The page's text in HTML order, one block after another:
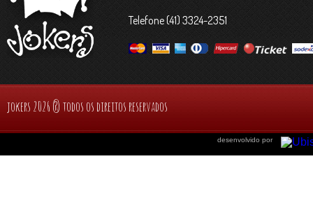
Telefone (41) 3324-2351
jokers 2026 ® todos os direitos reservados
desenvolvido por